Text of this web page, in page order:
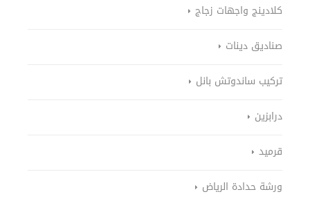
كلادينج واجهات زجاج
صناديق دينات
تركيب ساندوتش بانل
درابزين
قرميد
ورشة حدادة الرياض